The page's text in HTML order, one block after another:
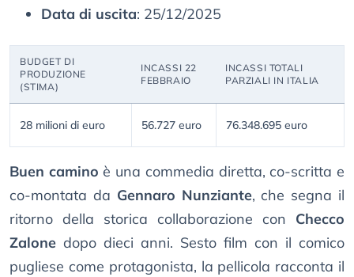
Data di uscita: 25/12/2025
BUDGET DI
PRODUZIONE
(STIMA)
INCASSI 22
FEBBRAIO
INCASSI TOTALI
PARZIALI IN ITALIA
28 milioni di euro 56.727 euro 76.348.695 euro
Buen camino è una commedia diretta, co-scritta e
co-montata da Gennaro Nunziante, che segna il
ritorno della storica collaborazione con Checco
Zalone dopo dieci anni. Sesto film con il comico
pugliese come protagonista, la pellicola racconta il